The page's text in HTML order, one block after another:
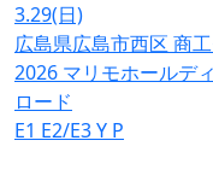
3.29(日)
広島県広島市西区 商
2026 マリモホールデ
ロード
E1 E2/E3Y P